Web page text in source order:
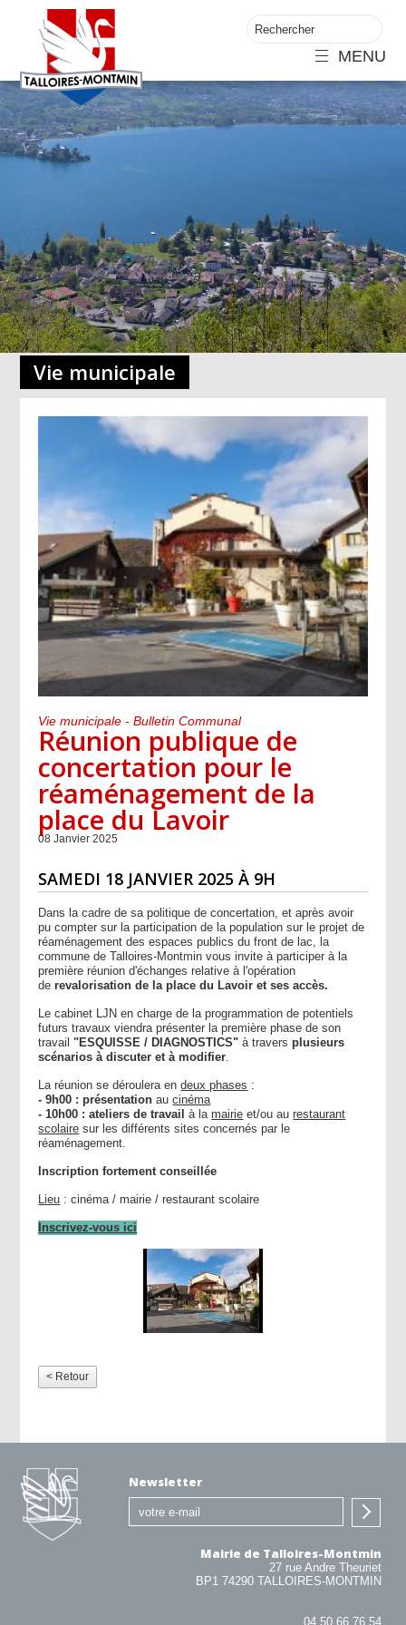
MENU
Vie municipale
Vie municipale - Bulletin Communal
Réunion publique de
concertation pour le
réaménagement de la
place du Lavoir
08 Janvier 2025
SAMEDI 18 JANVIER 2025 À 9H
Dans la cadre de sa politique de concertation, et après avoir
pu compter sur la participation de la population sur le projet de
réaménagement des espaces publics du front de lac, la
commune de Talloires-Montmin vous invite à participer à la
première réunion d'échanges relative à l'opération
derevalorisation de la place du Lavoir et ses accès.
Le cabinet LJN en charge de la programmation de potentiels
futurs travaux viendra présenter la première phase de son
travail"ESQUISSE / DIAGNOSTICS" à traversplusieurs
scénarios à discuter et à modifier.
La réunion se déroulera endeux phases :
- 9h00 : présentation aucinéma
- 10h00 : ateliers de travailà lamairie et/ou aurestaurant
scolaire sur les différents sites concernés par le
réaménagement.
Inscription fortement conseillée
Lieu : cinéma / mairie / restaurant scolaire
Inscrivez-vous ici
< Retour
Newsletter
Mairie de Talloires-Montmin
27 rue Andre Theuriet
BP1 74290 TALLOIRES-MONTMIN
04 50 66 76 54